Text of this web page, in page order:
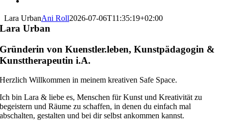
Lara UrbanAni Roll2026-07-06T11:35:19+02:00
Lara Urban
Gründerin von Kuenstler.leben, Kunstpädagogin &
Kunsttherapeutin i.A.
Herzlich Willkommen in meinem kreativen Safe Space.
Ich bin Lara & liebe es, Menschen für Kunst und Kreativität zu
begeistern und Räume zu schaffen, in denen du einfach mal
abschalten, gestalten und bei dir selbst ankommen kannst.